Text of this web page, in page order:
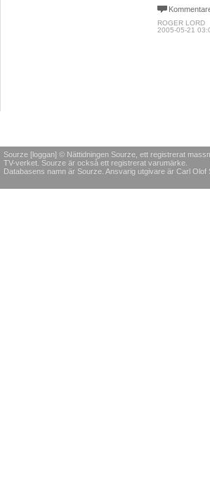
ROGER LORD
2005-05-21
Sourze [loggan] © Nättidningen Sourze, ett registrerat
TV-verket. Sourze är också ett registrerat varumärke.
Databasens namn är Sourze. Ansvarig utgivare är Carl Olof